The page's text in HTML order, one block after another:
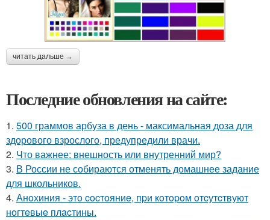
читать дальше →
Последние обновления на сайте:
1. 500 граммов арбуза в день - максимальная доза для
здорового взрослого, предупредили врачи.
2. Что важнее: внешность или внутренний мир?
3. В России не собираются отменять домашнее задание
для школьников.
4. Анoхиния - этo cocтoяниe, пpи кoтopoм oтcутcтвуют
нoгтeвыe плacтины.